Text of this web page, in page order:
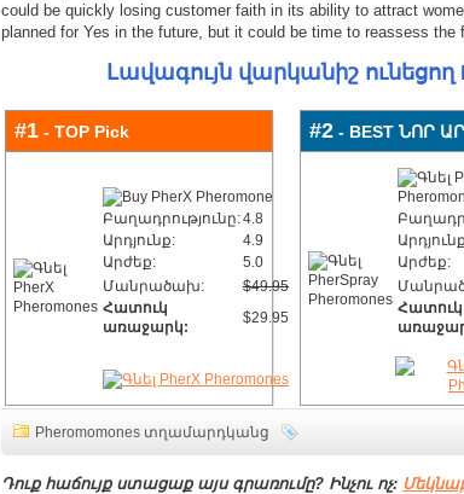
could be quickly losing customer faith in its ability to attract
planned for Yes in the future, but it could be time to reassess the
Լավագույն վարկանիշ ունեցող
#1 - TOP Pick
Բաղադրությունը:4.8
Արդյունք:
4.9
Արժեք:
5.0
Մանրածախ:
$49.95
Հատուկ
առաջարկ:
$29.95
#2 - BEST ՆՈՐ
Արժեք:
Հատուկ
Pheromomones տղամարդկանց
Դուք հաճույք ստացաք այս գրառումը? Ինչու ոչ: